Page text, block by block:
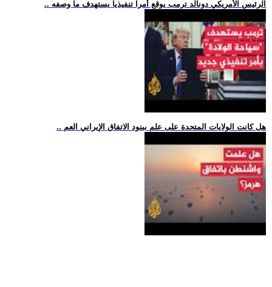
.. الرئيس الأمريكي دونالد ترمب يوقع أمرا تنفيذيا يستهدف ما وصفه
.. هل كانت الولايات المتحدة على علم ببنود الاتفاق الإيراني العم